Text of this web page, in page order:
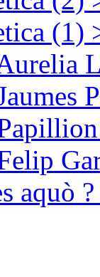
(1)
aquò